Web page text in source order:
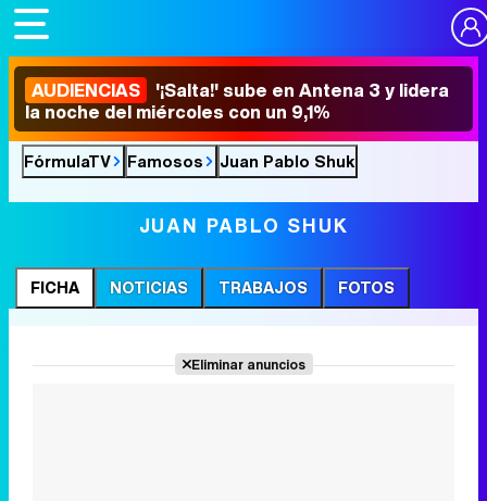
AUDIENCIAS '¡Salta!' sube en Antena 3 y lidera
la noche del miércoles con un 9,1%
FórmulaTV Famosos Juan Pablo Shuk
JUAN PABLO SHUK
FICHA NOTICIAS TRABAJOS FOTOS
Eliminar anuncios